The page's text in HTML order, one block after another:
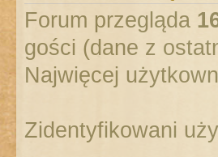
Forum przegląda
gości (dane z
Najwięcej
Zidentyfikowani